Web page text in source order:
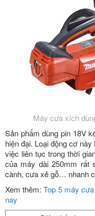
Máy cưa xích
Sản phẩm dùng pin 18V
hiện đại. Loại động cơ
việc liên tục trong thời
của máy dài 250mm rất
cành, cưa xẻ gỗ… nhanh
Xem thêm:Top 5 máy
nay